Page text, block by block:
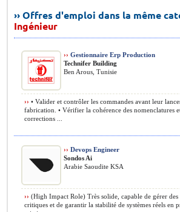
›› Offres d'emploi dans la même
Ingénieur
›› Gestionnaire Erp Production
Technifer Building
Ben Arous, Tunisie
›› • Valider et contrôler les commandes avant leur
fabrication. • Vérifier la cohérence des nomenclatures
corrections ...
›› Devops Engineer
Sondos Ai
Arabie Saoudite KSA
›› (High Impact Role) Très solide, capable de gérer
critiques et de garantir la stabilité de systèmes réels en